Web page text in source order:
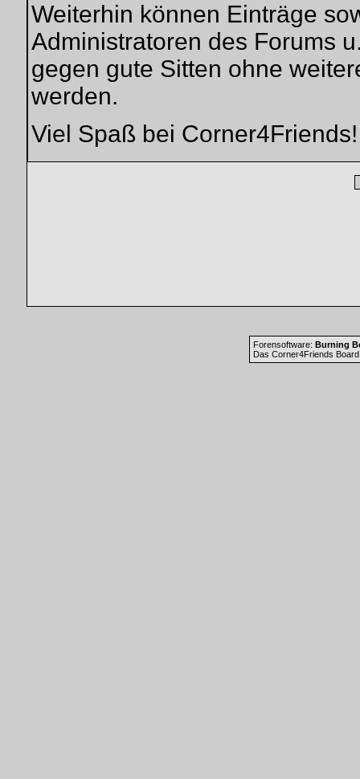
Weiterhin können Einträge
Administratoren des Forums
gegen gute Sitten ohne
werden.
Viel Spaß bei Corner4Friends!
Forensoftware: Burning
Das Corner4Friends